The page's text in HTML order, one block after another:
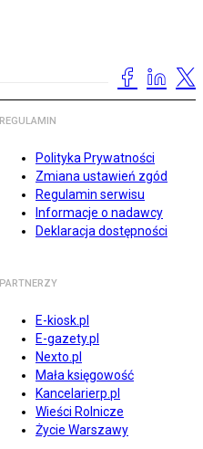
REGULAMIN
Polityka Prywatności
Zmiana ustawień zgód
Regulamin serwisu
Informacje o nadawcy
Deklaracja dostępności
PARTNERZY
E-kiosk.pl
E-gazety.pl
Nexto.pl
Mała księgowość
Kancelarierp.pl
Wieści Rolnicze
Życie Warszawy